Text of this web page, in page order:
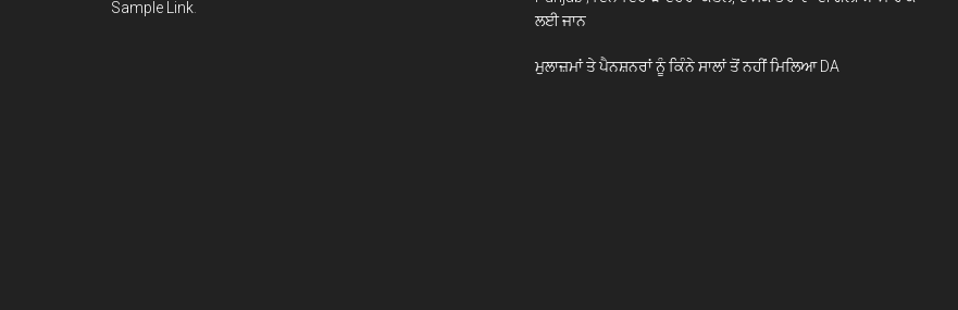
Sample Link
ਲਈ ਜਾਨ
ਮੁਲਾਜ਼ਮਾਂ ਤੇ ਪੈਨਸ਼ਨਰਾਂ ਨੂੰ ਕਿੰਨੇ ਸਾਲਾਂ ਤੋਂ ਨਹੀਂ ਮਿਲਿਆ DA